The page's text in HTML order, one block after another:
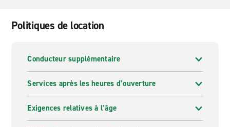
Politiques de location
Conducteur supplémentaire
Services après les heures d’ouverture
Exigences relatives à l’âge